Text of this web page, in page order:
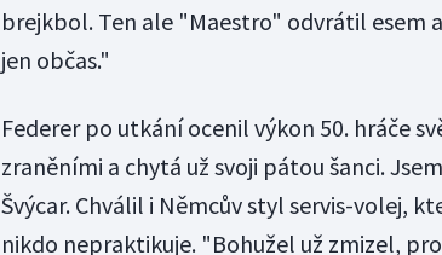
brejkbol. Ten ale "Maestro" odvrátil esem
jen občas."
Federer po utkání ocenil výkon 50. hráče
zraněními a chytá už svoji pátou šanci.
Švýcar. Chválil i Němcův styl servis-volej,
nikdo nepraktikuje. "Bohužel už zmizel,